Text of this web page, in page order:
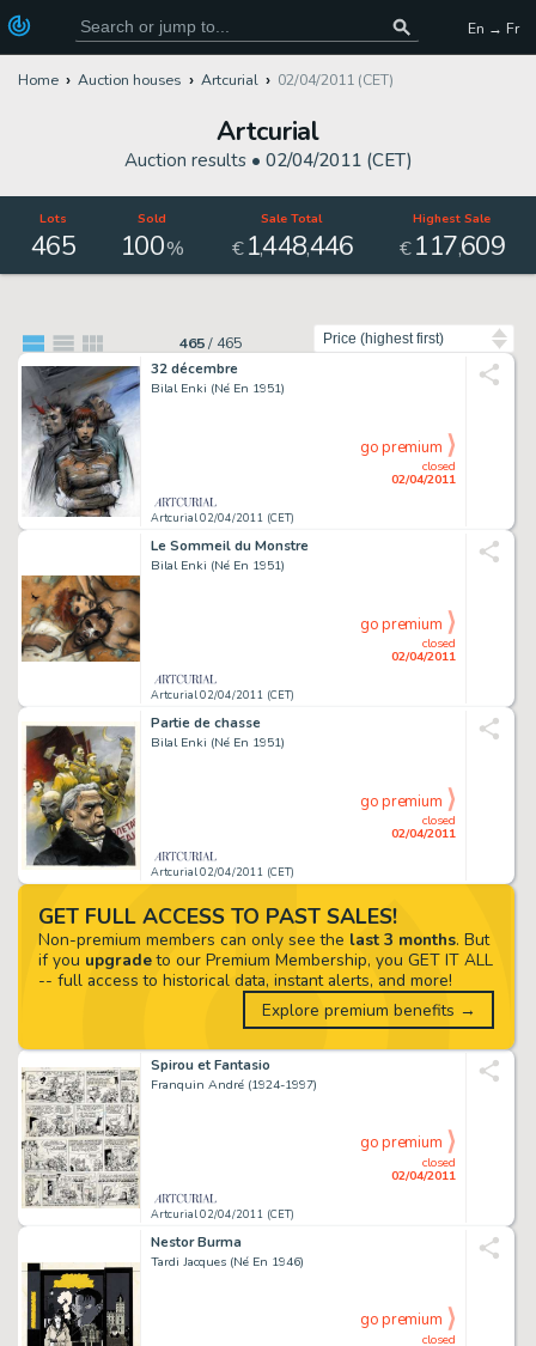
En → Fr
Home Auction houses Artcurial 02/04/2011 (CET)
Artcurial
Auction results • 02/04/2011 (CET)
Lots
465
Sold
100%
Sale Total
€ 1,448,446
Highest Sale
€117,609
465/ 465
32 décembre
Bilal Enki (Né En 1951)
Artcurial 02/04/2011 (CET)
closed
02/04/2011
go premium
Le Sommeil du Monstre
Bilal Enki (Né En 1951)
Artcurial 02/04/2011 (CET)
closed
02/04/2011
go premium
Partie de chasse
Bilal Enki (Né En 1951)
Artcurial 02/04/2011 (CET)
closed
02/04/2011
go premium
Spirou et Fantasio
Franquin André (1924-1997)
Artcurial 02/04/2011 (CET)
closed
02/04/2011
go premium
Nestor Burma
Tardi Jacques (Né En 1946)
closed
go premium
GET FULL ACCESS TO PAST SALES!
Non-premium members can only see the last 3 months. But
if you upgradeto our Premium Membership, you GET IT ALL
-- full access to historical data, instant alerts, and more!
Explore premium benefits →